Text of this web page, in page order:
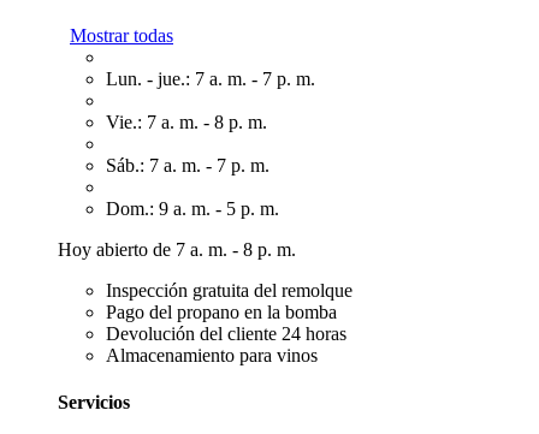
Mostrar todas
Lun. - jue.: 7 a. m. - 7 p. m.
Vie.: 7 a. m. - 8 p. m.
Sáb.: 7 a. m. - 7 p. m.
Dom.: 9 a. m. - 5 p. m.
Hoy abierto de 7 a. m. - 8 p. m.
Inspección gratuita del remolque
Pago del propano en la bomba
Devolución del cliente 24 horas
Almacenamiento para vinos
Servicios